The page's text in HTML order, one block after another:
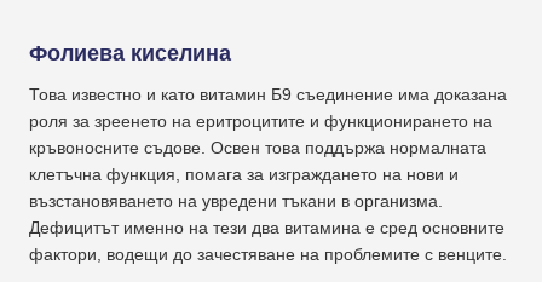
Фолиева киселина
Това известно и като витамин Б9 съединение има доказана
роля за зреенето на еритроцитите и функционирането на
кръвоносните съдове. Освен това поддържа нормалната
клетъчна функция, помага за изграждането на нови и
възстановяването на увредени тъкани в организма.
Дефицитът именно на тези два витамина е сред основните
фактори, водещи до зачестяване на проблемите с венците.